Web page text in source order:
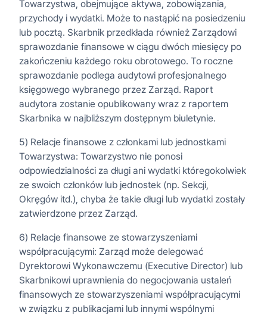
Towarzystwa, obejmujące aktywa, zobowiązania,
przychody i wydatki. Może to nastąpić na posiedzeniu
lub pocztą. Skarbnik przedkłada również Zarządowi
sprawozdanie finansowe w ciągu dwóch miesięcy po
zakończeniu każdego roku obrotowego. To roczne
sprawozdanie podlega audytowi profesjonalnego
księgowego wybranego przez Zarząd. Raport
audytora zostanie opublikowany wraz z raportem
Skarbnika w najbliższym dostępnym biuletynie.
5) Relacje finansowe z członkami lub jednostkami
Towarzystwa: Towarzystwo nie ponosi
odpowiedzialności za długi ani wydatki któregokolwiek
ze swoich członków lub jednostek (np. Sekcji,
Okręgów itd.), chyba że takie długi lub wydatki zostały
zatwierdzone przez Zarząd.
6) Relacje finansowe ze stowarzyszeniami
współpracującymi: Zarząd może delegować
Dyrektorowi Wykonawczemu (Executive Director) lub
Skarbnikowi uprawnienia do negocjowania ustaleń
finansowych ze stowarzyszeniami współpracującymi
w związku z publikacjami lub innymi wspólnymi